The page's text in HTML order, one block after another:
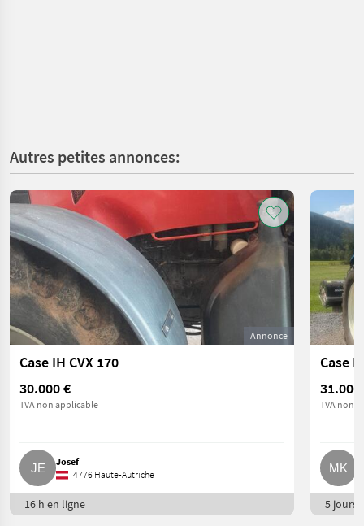
Autres petites annonces:
Annonce
Case IH CVX 170
30.000 €
TVA non applicable
Josef
4776 Haute-Autriche
16 h en ligne
Case
31.000
TVA non
5 jours